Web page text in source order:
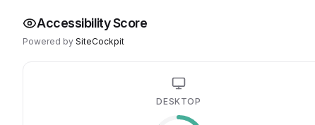
Accessibility Score
Powered by SiteCockpit
DESKTOP